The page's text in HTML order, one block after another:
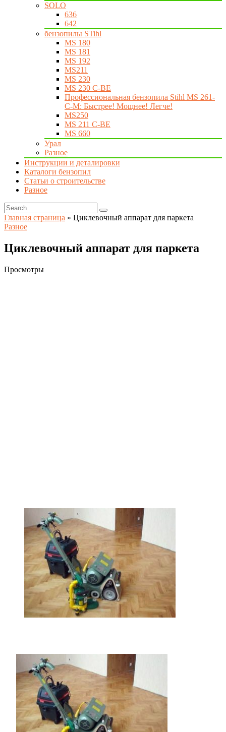
SOLO
636
642
бензопилы STihl
MS 180
MS 181
MS 192
MS211
MS 230
MS 230 C-BE
Профессиональная бензопила Stihl MS 261-
C-M: Быстрее! Мощнее! Легче!
MS250
MS 211 C-BE
MS 660
Урал
Разное
Инструкции и деталировки
Каталоги бензопил
Статьи о строительстве
Разное
Главная страница » Циклевочный аппарат для паркета
Разное
Циклевочный аппарат для паркета
Просмотры